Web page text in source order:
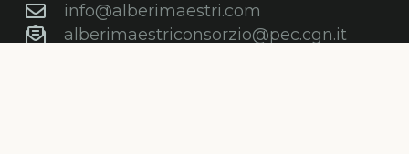
info@alberimaestri.com
alberimaestriconsorzio@pec.cgn.it